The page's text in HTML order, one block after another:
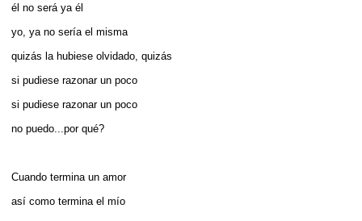
él no será ya él
yo, ya no serí­a el misma
quizás la hubiese olvidado, quizás
si pudiese razonar un poco
si pudiese razonar un poco
no puedo...por qué?
Cuando termina un amor
así­ como termina el mío